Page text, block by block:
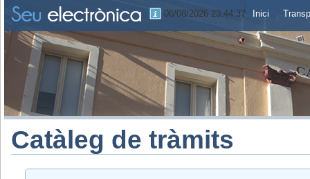
06/08/2026 23:44:37 Inici
Catàleg de tràmits